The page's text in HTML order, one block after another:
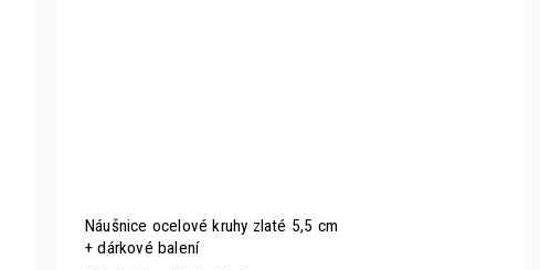
Náušnice ocelové kruhy zlaté 5,5 cm
+ dárkové balení